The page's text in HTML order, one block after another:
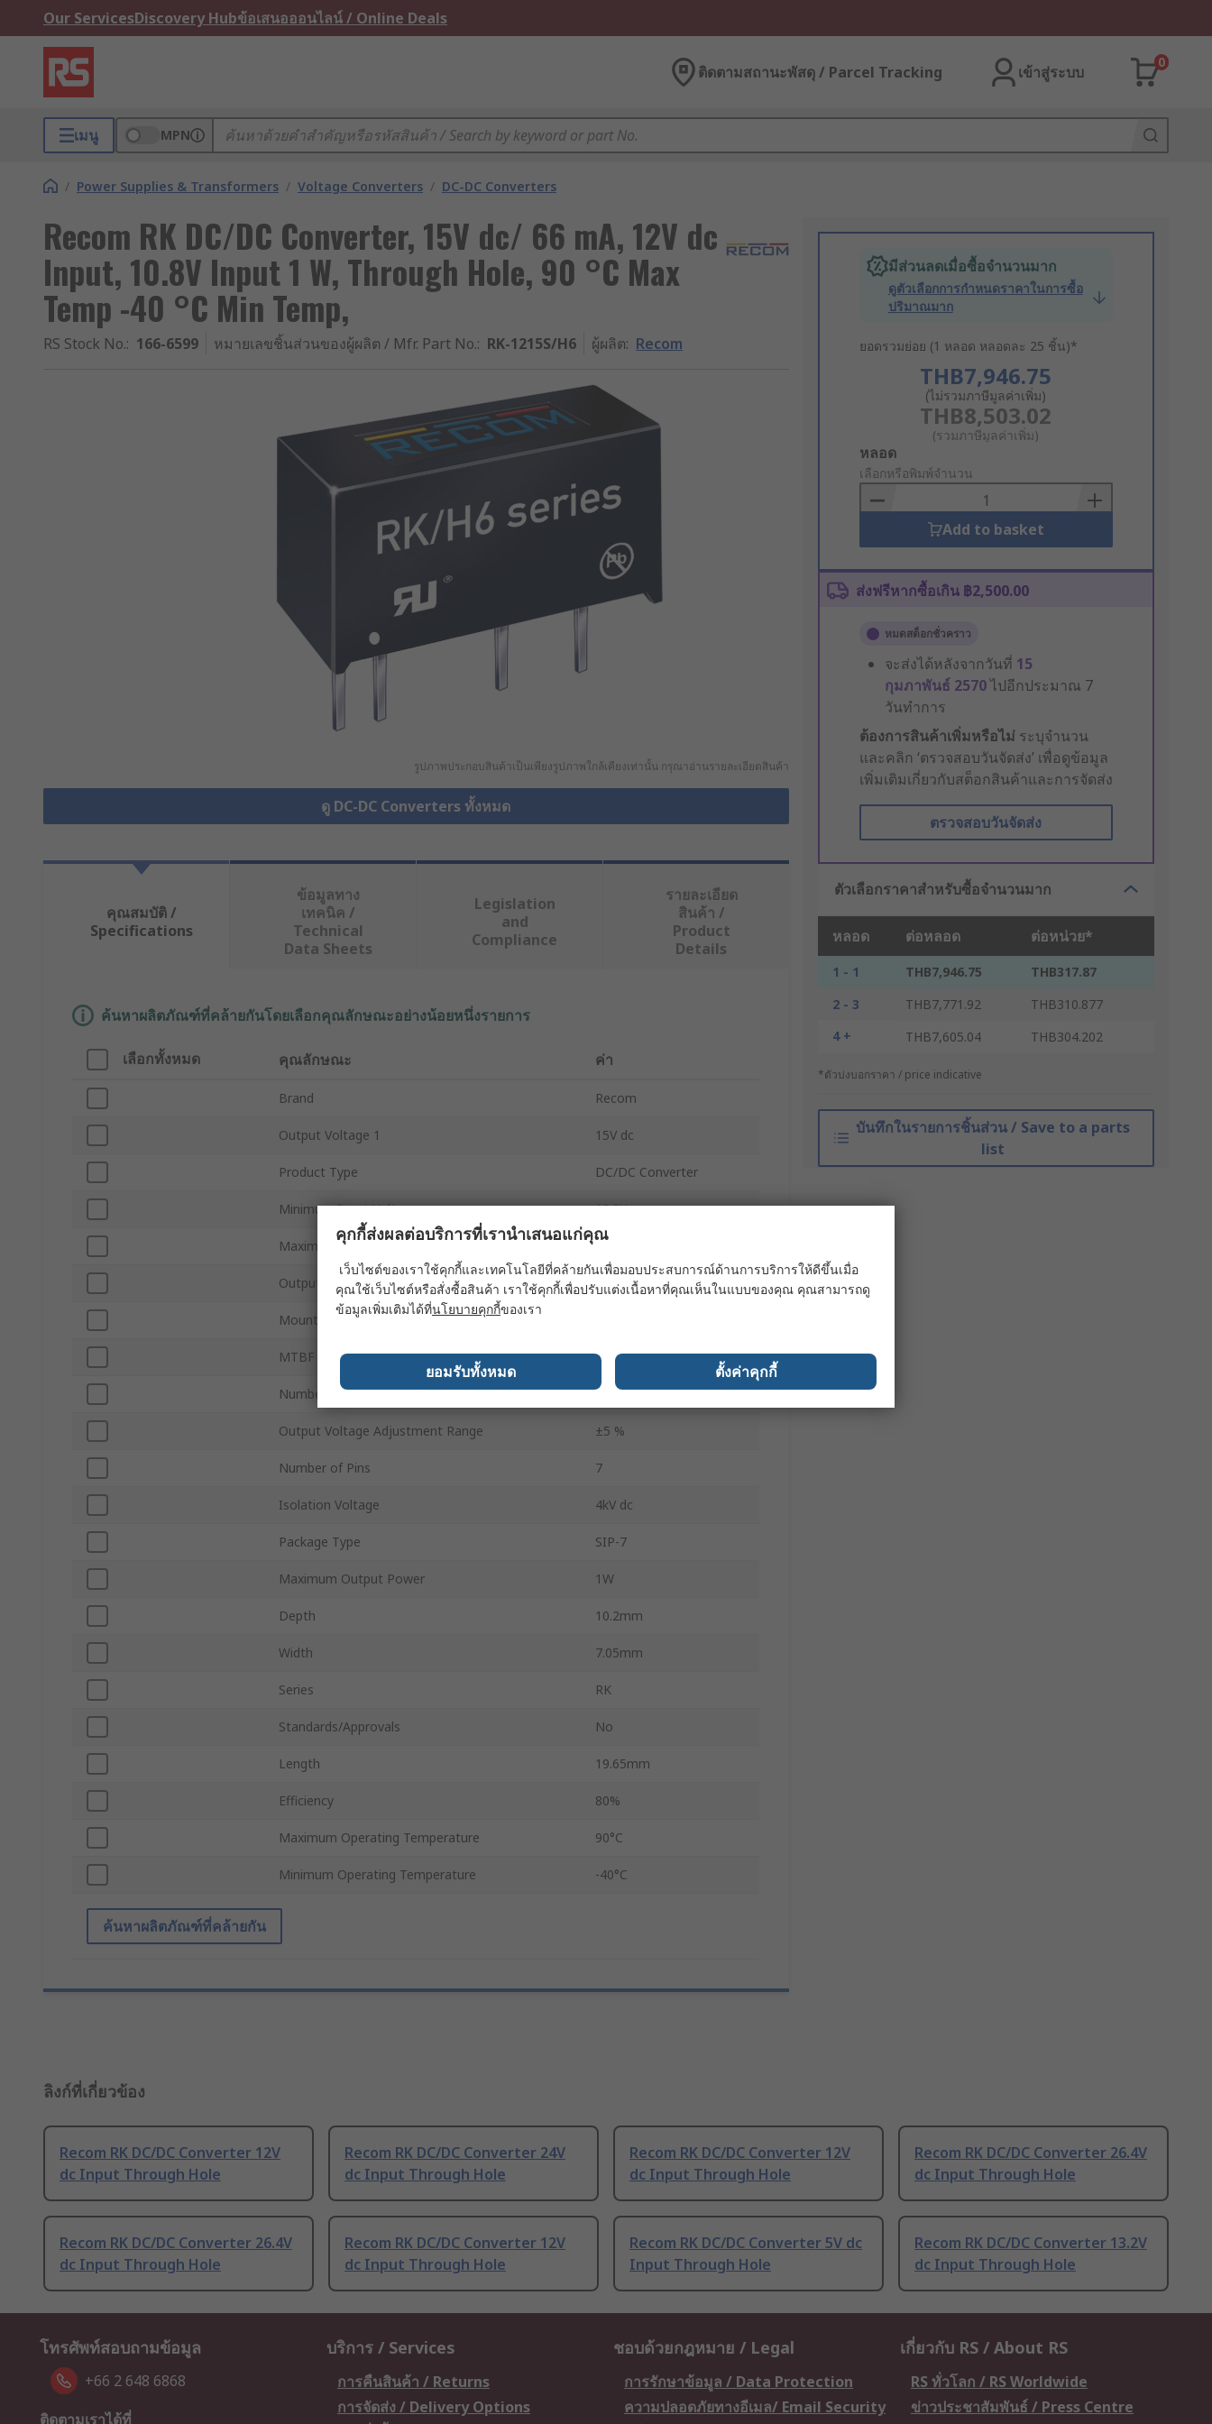
Our ServicesDiscovery Hubข้อเสนอออนไลน์ / Online Deals
ติดตามสถานะพัสดุ / Parcel Tracking เข้าสู่ระบบ
0
เมนู MPN
/ Power Supplies & Transformers / Voltage Converters / DC-DC Converters
Recom RK DC/DC Converter, 15V dc/ 66 mA, 12V dc
Input, 10.8V Input 1 W, Through Hole, 90 °C Max
Temp -40 °C Min Temp,
RS Stock No.: 166-6599 หมายเลขชิ้นส่วนของผู้ผลิต / Mfr. Part No.: RK-1215S/H6 ผู้ผลิต: Recom
รูปภาพประกอบสินค้าเป็นเพียงรูปภาพใกล้เคียงเท่านั้น กรุณาอ่านรายละเอียดสินค้า
ดู DC-DC Converters ทั้งหมด
มีส่วนลดเมื่อซื้อจำนวนมาก
ดูตัวเลือกการกำหนดราคาในการซื้อ
ปริมาณมาก
ยอดรวมย่อย (1 หลอด หลอดละ 25 ชิ้น)*
THB7,946.75
(ไม่รวมภาษีมูลค่าเพิ่ม)
THB8,503.02
(รวมภาษีมูลค่าเพิ่ม)
Add
to
Basket
หลอด
เลือกหรือพิมพ์จำนวน
Add to basket
ส่งฟรีหากซื้อเกิน ฿2,500.00
หมดสต็อกชั่วคราว
จะส่งได้หลังจากวันที่ 15
กุมภาพันธ์ 2570ไปอีกประมาณ 7
วันทำการ
ต้องการสินค้าเพิ่มหรือไม่ ระบุจำนวน
และคลิก ‘ตรวจสอบวันจัดส่ง’ เพื่อดูข้อมูล
เพิ่มเติมเกี่ยวกับสต็อกสินค้าและการจัดส่ง
ตรวจสอบวันจัดส่ง
ตัวเลือกราคาสำหรับซื้อจำนวนมาก
หลอด ต่อหลอด ต่อหน่วย*
1 - 1 THB7,946.75
THB317.87
2 - 3
THB7,771.92
THB310.877
4 +
THB7,605.04 THB304.202
*ตัวบ่งบอกราคา / price indicative
บันทึกในรายการชิ้นส่วน / Save to a parts
list
คุณสมบัติ /
Specifications
ข้อมูลทาง
เทคนิค /
Technical
Data Sheets
Legislation
and
Compliance
รายละเอียด
สินค้า /
Product
Details
ค้นหาผลิตภัณฑ์ที่คล้ายกันโดยเลือกคุณลักษณะอย่างน้อยหนึ่งรายการ
เลือกทั้งหมด คุณลักษณะ ค่า
Brand Recom
Output Voltage 1 15V dc
Product Type DC/DC Converter
Minimum Input Voltage 10.8V
Maximum Input Voltage
Output Current 1 66mA
Mount Type
MTBF 14919000h
Number of Outputs 1
Output Voltage Adjustment Range ±5 %
Number of Pins 7
Isolation Voltage 4kV dc
Package Type SIP-7
Maximum Output Power 1W
Depth 10.2mm
Width 7.05mm
Series RK
Standards/Approvals No
Length 19.65mm
Efficiency 80%
Maximum Operating Temperature 90°C
Minimum Operating Temperature -40°C
ค้นหาผลิตภัณฑ์ที่คล้ายกัน
ลิงก์ที่เกี่ยวข้อง
Recom RK DC/DC Converter 12V
dc Input Through Hole
Recom RK DC/DC Converter 24V
dc Input Through Hole
Recom RK DC/DC Converter 12V
dc Input Through Hole
Recom RK DC/DC Converter 26.4V
dc Input Through Hole
Recom RK DC/DC Converter 26.4V
dc Input Through Hole
Recom RK DC/DC Converter 12V
dc Input Through Hole
Recom RK DC/DC Converter 5V dc
Input Through Hole
Recom RK DC/DC Converter 13.2V
dc Input Through Hole
โทรศัพท์สอบถามข้อมูล
+66 2 648 6868
ติดตามเราได้ที่
บริการ / Services
การคืนสินค้า / Returns
การจัดส่ง / Delivery Options
ชอบด้วยกฎหมาย / Legal
การรักษาข้อมูล / Data Protection
ความปลอดภัยทางอีเมล/ Email Security
เกี่ยวกับ RS / About RS
RS ทั่วโลก / RS Worldwide
ข่าวประชาสัมพันธ์ / Press Centre
คุกกี้ส่งผลต่อบริการที่เรานำเสนอแก่คุณ
เว็บไซต์ของเราใช้คุกกี้และเทคโนโลยีที่คล้ายกันเพื่อมอบประสบการณ์ด้านการบริการให้ดีขึ้นเมื่อ
คุณใช้เว็บไซต์หรือสั่งซื้อสินค้า เราใช้คุกกี้เพื่อปรับแต่งเนื้อหาที่คุณเห็นในแบบของคุณ คุณสามารถดู
ข้อมูลเพิ่มเติมได้ที่นโยบายคุกกี้ของเรา
ยอมรับทั้งหมด ตั้งค่าคุกกี้